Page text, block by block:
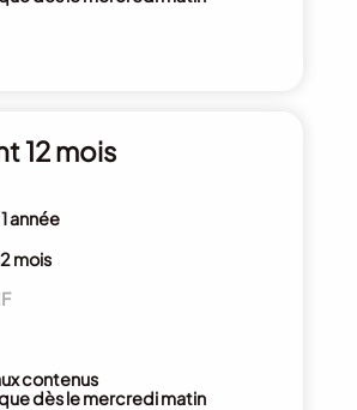
12 mois
année
mois
contenus
dès le mercredi matin